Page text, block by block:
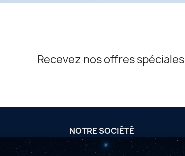
Recevez nos offres spéciales
NOTRE SOCIÉTÉ
Conditions d'utilisation